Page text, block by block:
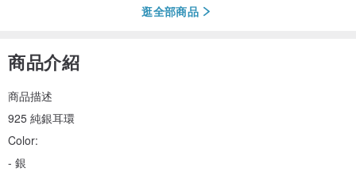
逛全部商品
商品介紹
商品描述
925 純銀耳環
Color:
- 銀